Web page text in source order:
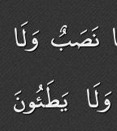
نَصَبٌ وَلَا
يَطَئُونَ